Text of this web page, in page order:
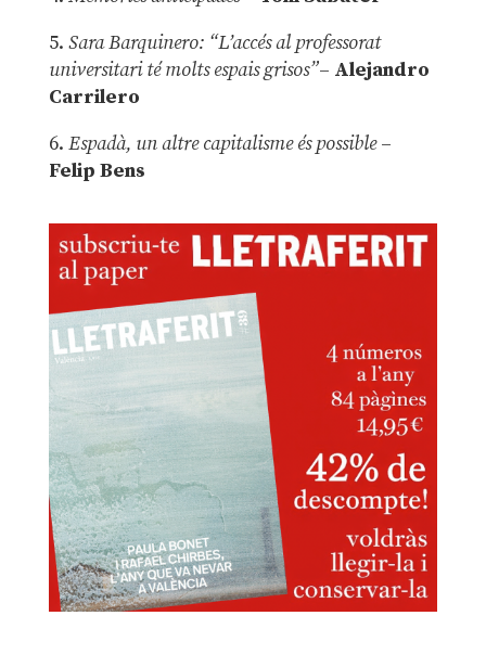
5. Sara Barquinero: “L’accés al professorat
universitari té molts espais grisos”– Alejandro
Carrilero
6. Espadà, un altre capitalisme és possible –
Felip Bens